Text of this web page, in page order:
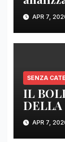
APR 7,
SENZA
IL
DELLA
DELLE
APR 7,